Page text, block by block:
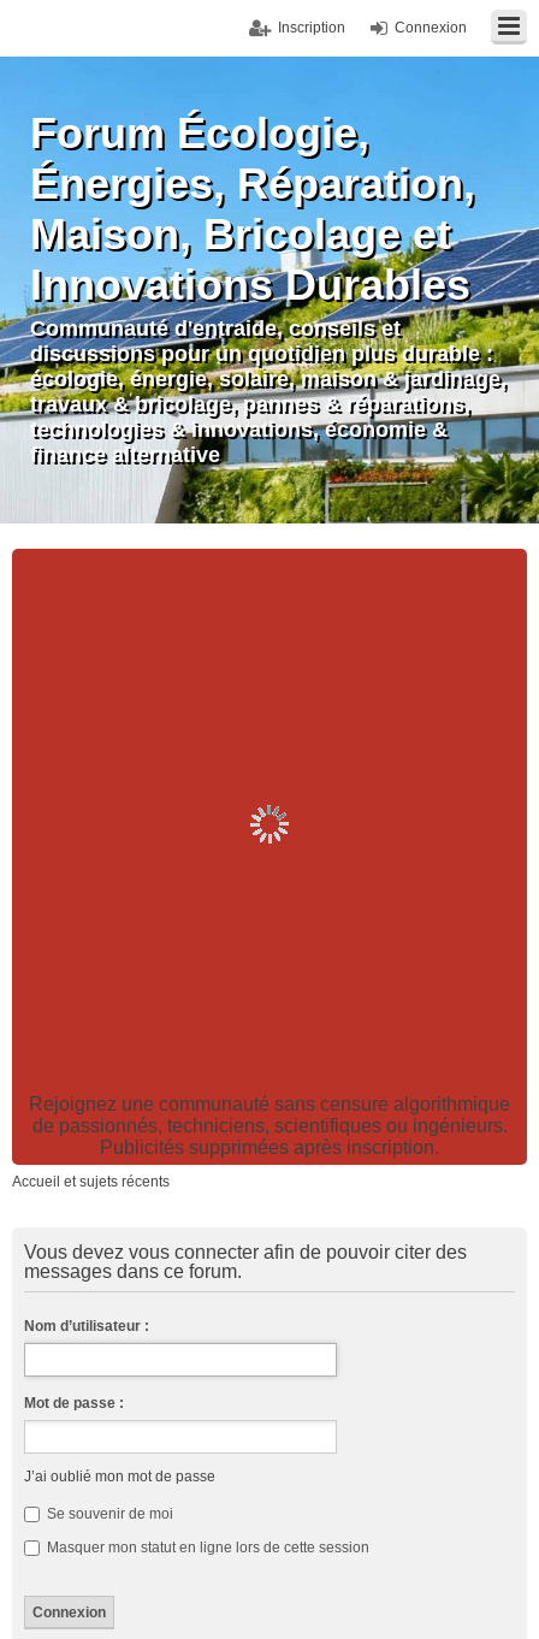
Connexion
Inscription
Forum Écologie,
Énergies, Réparation,
Maison, Bricolage et
Innovations Durables
Communauté d'entraide, conseils et
discussions pour un quotidien plus durable :
écologie, énergie, solaire, maison & jardinage,
travaux & bricolage, pannes & réparations,
technologies & innovations, économie &
finance alternative
Rejoignez une communauté sans censure algorithmique
de passionnés, techniciens, scientifiques ou ingénieurs.
Publicités supprimées après inscription.
Accueil et sujets récents
Vous devez vous connecter afin de pouvoir citer des
messages dans ce forum.
Nom d’utilisateur :
Mot de passe :
J’ai oublié mon mot de passe
Se souvenir de moi
Masquer mon statut en ligne lors de cette session